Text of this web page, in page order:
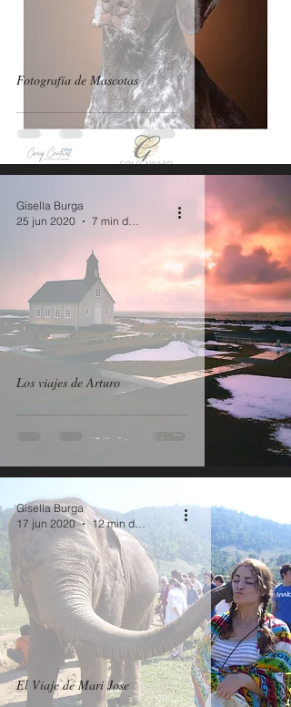
Fotografía de Mascotas
Los viajes de Arturo
Gisella Burga
25 jun 2020
7 min de lectura
El Viaje de Mari Jose
Gisella Burga
17 jun 2020
12 min de lectura